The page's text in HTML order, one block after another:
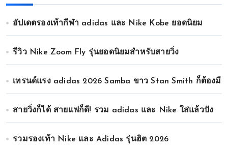
อัปเดตรองเท้ากีฬา adidas และ Nike Kobe ยอดนิยม
รีวิว Nike Zoom Fly รุ่นยอดนิยมสำหรับสายวิ่ง
เทรนด์แรง adidas 2026 Samba ขาว Stan Smith ก็ต้องมี
สายวิ่งก็ได้ สายแฟก็ดี! รวม adidas และ Nike ใส่แล้วปัง
รวมรองเท้า Nike และ Adidas รุ่นฮิต 2026